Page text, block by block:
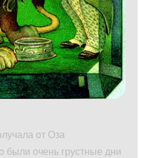
от Оза
были очень грустные дни